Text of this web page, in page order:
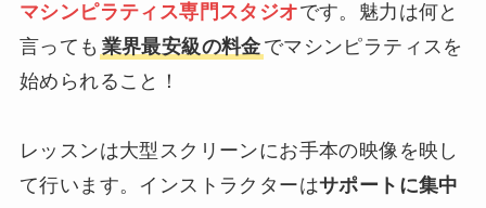
マシンピラティス専門スタジオです。魅力は何と
言っても 業界最安級の料金 でマシンピラティスを
始められること！
レッスンは大型スクリーンにお手本の映像を映し
て行います。インストラクターはサポートに集中